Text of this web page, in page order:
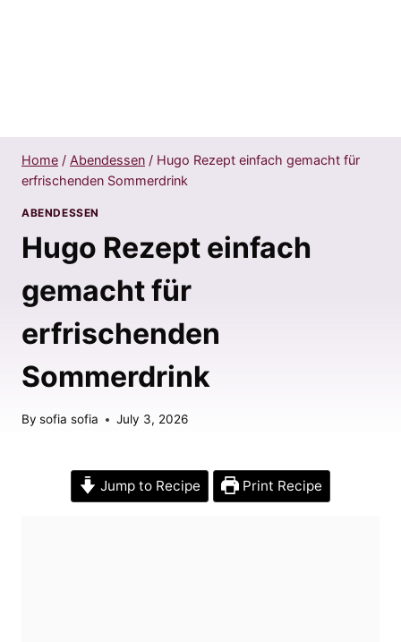
Home / Abendessen / Hugo Rezept einfach gemacht für
erfrischenden Sommerdrink
ABENDESSEN
Hugo Rezept einfach
gemacht für
erfrischenden
Sommerdrink
By sofia sofia July 3, 2026
Jump to Recipe Print Recipe